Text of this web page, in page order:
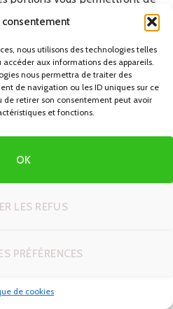
consentement
nous utilisons des technologies telles
aux informations des appareils.
nous permettra de traiter des
de navigation ou les ID uniques sur ce
de retirer son consentement peut avoir
et fonctions.
OK
LES REFUS
PRÉFÉRENCES
de cookies
du jamón ibérico aux gambas
Cultures
la magnifique Côte
innovante.